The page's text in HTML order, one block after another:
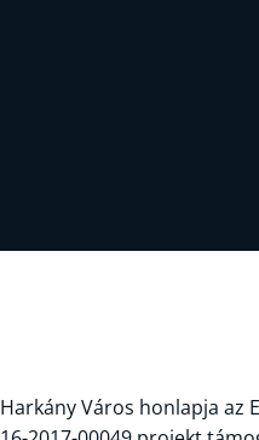
Harkány Város honlapja az